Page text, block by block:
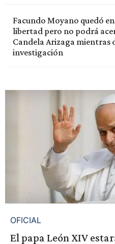
Facundo Moyano quedó en
libertad pero no podrá
Candela Arizaga mientras
investigación
OFICIAL
El papa León XIV